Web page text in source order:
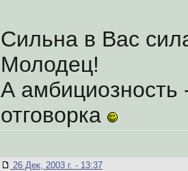
Сильна в Вас
Молодец!
А амбициозность
отговорка
26 Дек, 2003 г. - 13:37